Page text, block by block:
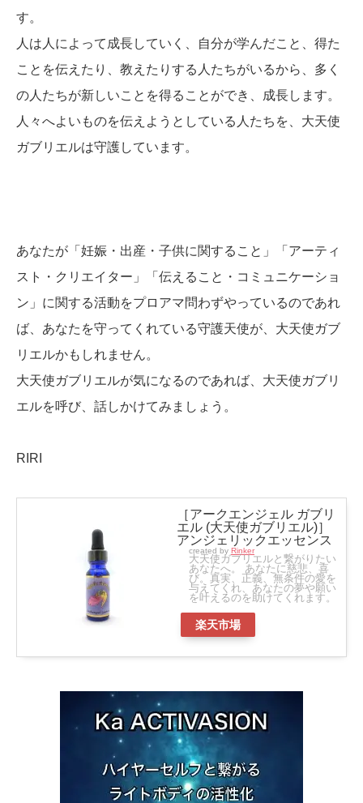
す。
人は人によって成長していく、自分が学んだこと、得た
ことを伝えたり、教えたりする人たちがいるから、多く
の人たちが新しいことを得ることができ、成長します。
人々へよいものを伝えようとしている人たちを、大天使
ガブリエルは守護しています。
あなたが「妊娠・出産・子供に関すること」「アーティ
スト・クリエイター」「伝えること・コミュニケーショ
ン」に関する活動をプロアマ問わずやっているのであれ
ば、あなたを守ってくれている守護天使が、大天使ガブ
リエルかもしれません。
大天使ガブリエルが気になるのであれば、大天使ガブリ
エルを呼び、話しかけてみましょう。
RIRI
［アークエンジェル ガブリ
エル (大天使ガブリエル)］
アンジェリックエッセンス
created by Rinker
大天使ガブリエルと繋がりたい
あなたへ。 あなたに慈悲、喜
び。真実、正義、無条件の愛を
与えてくれ、あなたの夢や願い
を叶えるのを助けてくれます。
楽天市場